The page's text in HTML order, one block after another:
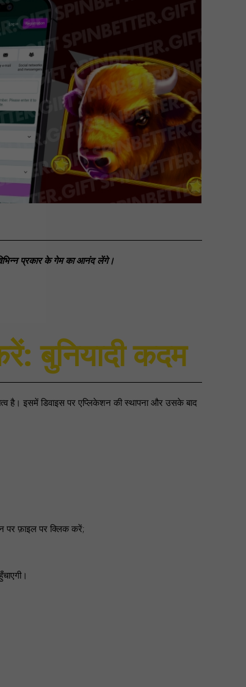
प्रकार के गेम का आनंद लेंगे।
बुनियादी कदम
है। इसमें डिवाइस पर एप्लिकेशन की स्थापना और उसके बाद
पर फ़ाइल पर क्लिक करें;